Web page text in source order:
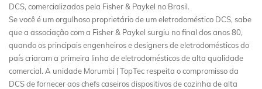
DCS, comercializados pela Fisher & Paykel no Brasil.
Se você é um orgulhoso proprietário de um eletrodoméstico DCS, sabe
que a associação com a Fisher & Paykel surgiu no final dos anos 80,
quando os principais engenheiros e designers de eletrodomésticos do
país criaram a primeira linha de eletrodomésticos de alta qualidade
comercial. A unidade Morumbi | TopTec respeita o compromisso da
DCS de fornecer aos chefs caseiros dispositivos de cozinha de alta